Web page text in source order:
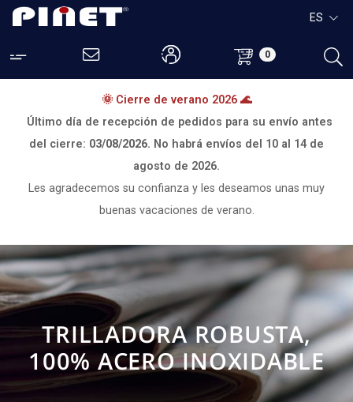
0
ES
🌞 Cierre de verano 2026 🌊
Último día de recepción de pedidos para su envío antes
del cierre: 03/08/2026. No habrá envíos del 10 al 14 de
agosto de 2026.
Les agradecemos su confianza y les deseamos unas muy
buenas vacaciones de verano.
TRILLADORA ROBUSTA,
100% ACERO INOXIDABLE